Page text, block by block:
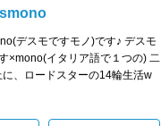
デスモですモノ)です♪ デスモ
×mono(イタリア語で１つの) 二
、ロードスターの14輪生活w